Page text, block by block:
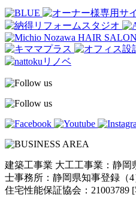
建築工事業 大工工事業：静
士事務所：静岡県知事登録（4
住宅性能保証協会：21003789